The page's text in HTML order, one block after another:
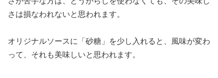
さは損なわれないと思われます。
オリジナルソースに「砂糖」を少し入れると、風味が変わ
って、それも美味しいと思われます。